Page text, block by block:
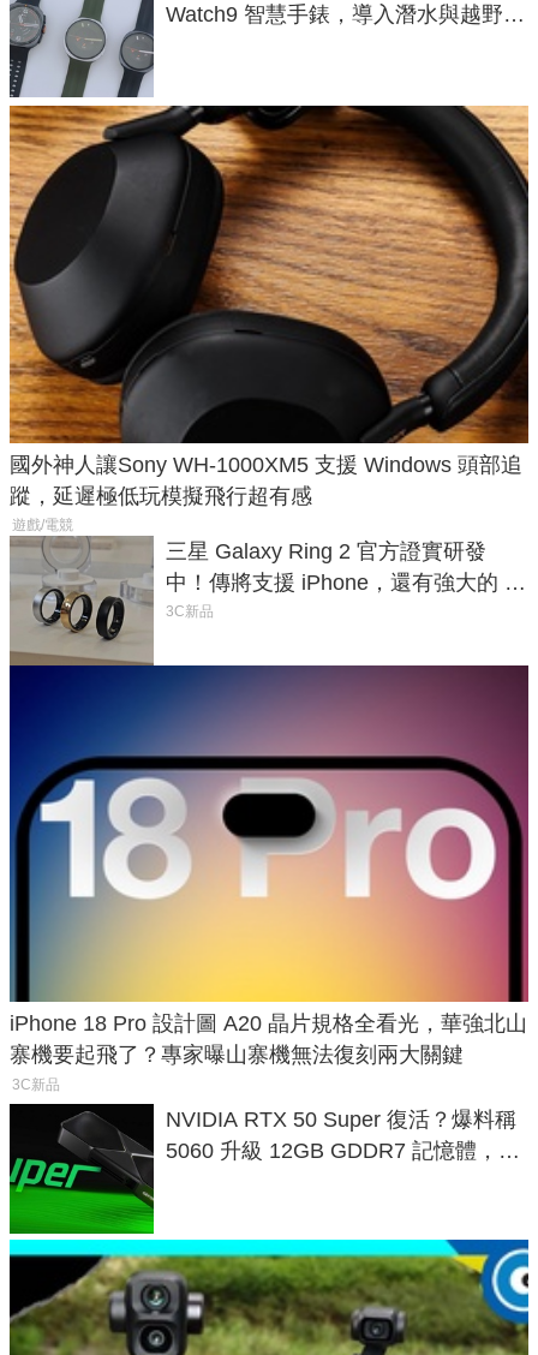
Watch9 智慧手錶，導入潛水與越野跑
國外神人讓Sony WH-1000XM5 支援 Windows 頭部追
蹤，延遲極低玩模擬飛行超有感
遊戲/電競
三星 Galaxy Ring 2 官方證實研發
中！傳將支援 iPhone，還有強大的 AI
與智慧家電連動功能
3C新品
iPhone 18 Pro 設計圖 A20 晶片規格全看光，華強北山
寨機要起飛了？專家曝山寨機無法復刻兩大關鍵
3C新品
NVIDIA RTX 50 Super 復活？爆料稱
5060 升級 12GB GDDR7 記憶體，這